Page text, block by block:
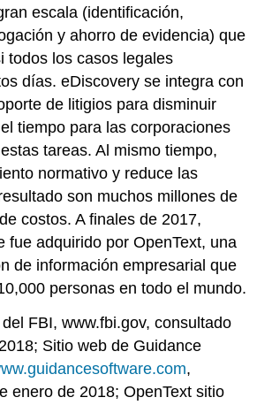
escala (identificación,
y ahorro de evidencia) que
todos los casos legales
días. eDiscovery se integra con
de litigios para disminuir
tiempo para las corporaciones
tareas. Al mismo tiempo,
normativo y reduce las
son muchos millones de
costos. A finales de 2017,
fue adquirido por OpenText, una
de información empresarial que
personas en todo el mundo.
FBI, www.fbi.gov, consultado
Sitio web de Guidance
,
enero de 2018; OpenText sitio